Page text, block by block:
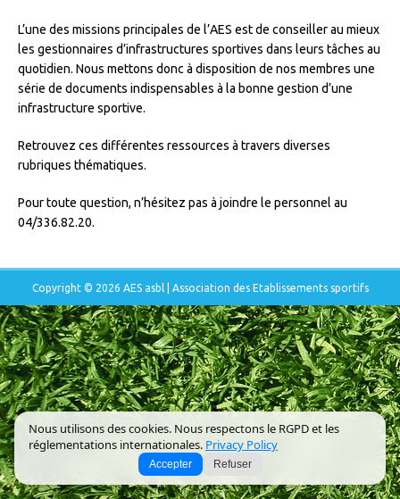
L’une des missions principales de l’AES est de conseiller au mieux
les gestionnaires d’infrastructures sportives dans leurs tâches au
quotidien. Nous mettons donc à disposition de nos membres une
série de documents indispensables à la bonne gestion d’une
infrastructure sportive.
Retrouvez ces différentes ressources à travers diverses
rubriques thématiques.
Pour toute question, n’hésitez pas à joindre le personnel au
04/336.82.20.
Copyright © 2026 AES asbl | Association des Etablissements sportifs
Nous utilisons des cookies. Nous respectons le RGPD et les
réglementations internationales. Privacy Policy
Accepter Refuser